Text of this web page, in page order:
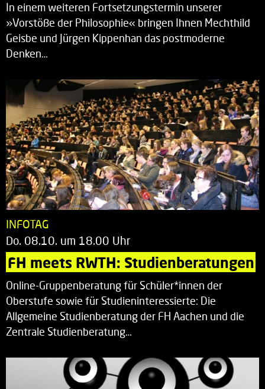
In einem weiteren Fortsetzungstermin unserer
»Vorstöße der Philosophie« bringen Ihnen Mechthild
Geisbe und Jürgen Kippenhan das postmoderne
Denken…
INFOTAG
Do. 08.10. um 18.00 Uhr
FH meets RWTH: Studienberatungen
Online-Gruppenberatung für Schüler*innen der
Oberstufe sowie für Studieninteressierte: Die
Allgemeine Studienberatung der FH Aachen und die
Zentrale Studienberatung…